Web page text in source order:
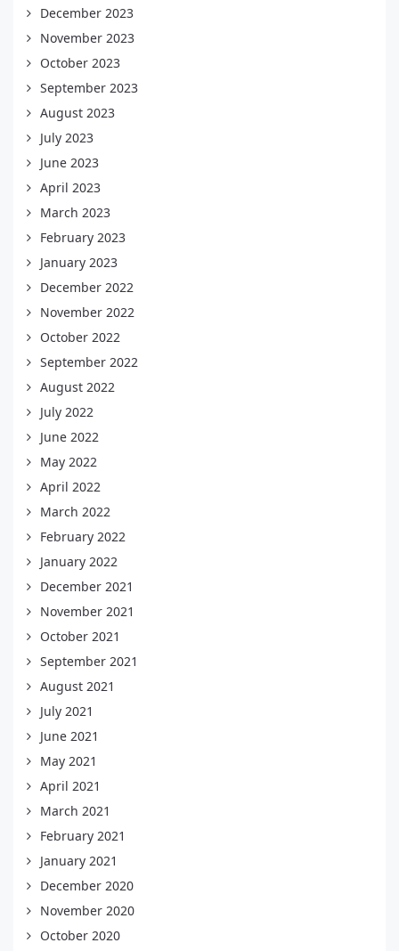
December 2023
November 2023
October 2023
September 2023
August 2023
July 2023
June 2023
April 2023
March 2023
February 2023
January 2023
December 2022
November 2022
October 2022
September 2022
August 2022
July 2022
June 2022
May 2022
April 2022
March 2022
February 2022
January 2022
December 2021
November 2021
October 2021
September 2021
August 2021
July 2021
June 2021
May 2021
April 2021
March 2021
February 2021
January 2021
December 2020
November 2020
October 2020